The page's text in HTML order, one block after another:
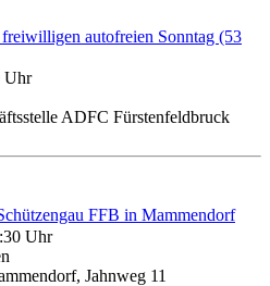
autofreien Sonntag (53
Uhr
ADFC Fürstenfeldbruck
FFB in Mammendorf
Uhr
Jahnweg 11